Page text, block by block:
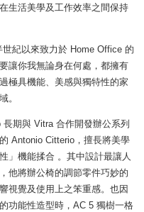
生活美學及工作效率之間保持
紀以來致力於 Home Office 的
讓你我無論身在何處，都擁有
極具機能、美感與獨特性的家
。
期與 Vitra 合作開發辦公系列
Antonio Citterio，擅長將美學
」機能揉合 。其中設計最讓人
他將辦公椅的調節零件巧妙的
視覺及使用上之笨重感。也因
功能性造型時，AC 5 獨樹一格